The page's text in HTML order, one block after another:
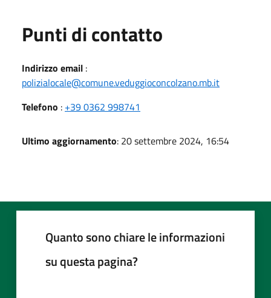
Punti di contatto
Indirizzo email :
polizialocale@comune.veduggioconcolzano.mb.it
Telefono : +39 0362 998741
Ultimo aggiornamento: 20 settembre 2024, 16:54
Quanto sono chiare le informazioni
su questa pagina?